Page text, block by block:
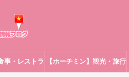
事・レストラ 【ホーチミン】観光・旅行